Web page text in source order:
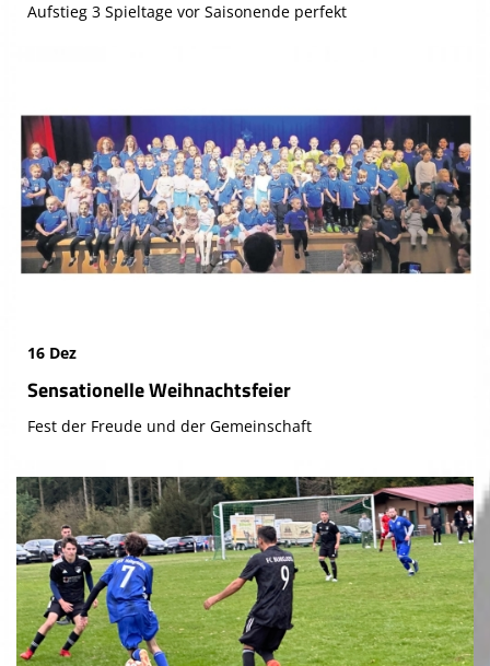
Aufstieg 3 Spieltage vor Saisonende perfekt
16 Dez
Sensationelle Weihnachtsfeier
Fest der Freude und der Gemeinschaft